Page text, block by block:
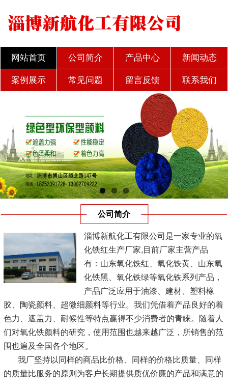
网站首页 公司简介 产品中心 新闻动态
案例展示 常见问题 留言反馈 联系我们
公司简介
淄博新航化工有限公司是一家专业的氧
化铁红生产厂家,目前厂家主营产品
有：山东氧化铁红、氧化铁黄、山东氧
化铁黑、氧化铁绿等氧化铁系列产品，
产品广泛应用于油漆、建材、塑料橡
胶、陶瓷颜料、超微细颜料等行业。我们凭借着产品良好的着
色力、遮盖力、耐候性等特点赢得不少消费者的青睐。随着人
们对氧化铁颜料的研究，使用范围也越来越广泛，所销售的范
围也遍及全国各个地区。
我厂坚持以同样的商品比价格、同样的价格比质量、同样
的质量比服务的原则为客户长期提供质优价廉的产品和满意的